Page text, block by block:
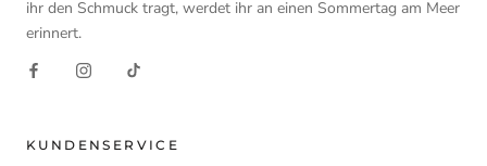
ihr den Schmuck tragt, werdet ihr an einen Sommertag am Meer
erinnert.
KUNDENSERVICE